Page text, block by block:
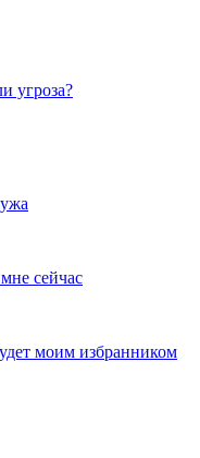
угроза?
сейчас
моим избранником